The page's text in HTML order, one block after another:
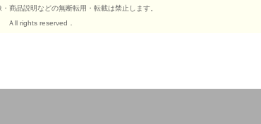
商品説明などの無断転用・転載は禁止します。
Ａll rights reserved．